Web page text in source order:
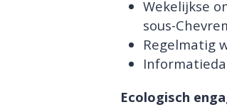
Wekelijkse
sous-
Regelmatig
Ecologisch